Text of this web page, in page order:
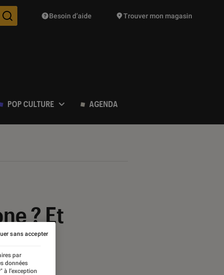
Des suggestions de produits vont vous être proposées
Besoin d’aide Trouver mon magasin
POP CULTURE AGENDA
? Et
par
données
à l’exception
sans accepter